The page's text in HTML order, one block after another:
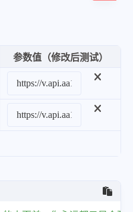
参数值（修改后测试）